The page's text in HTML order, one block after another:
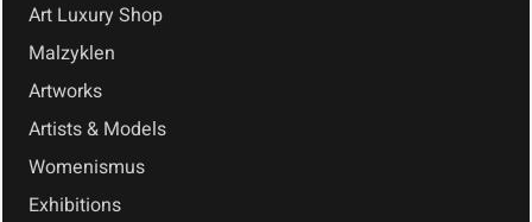
Art Luxury Shop
Malzyklen
Artworks
Artists & Models
Womenismus
Exhibitions